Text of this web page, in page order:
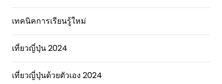
เทคนิคการเรียนรู้ใหม่
เที่ยวญี่ปุ่น 2024
เที่ยวญี่ปุ่นด้วยตัวเอง 2024